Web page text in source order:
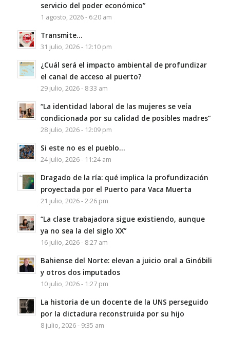
servicio del poder económico”
1 agosto, 2026 - 6:20 am
Transmite…
31 julio, 2026 - 12:10 pm
¿Cuál será el impacto ambiental de profundizar
el canal de acceso al puerto?
29 julio, 2026 - 8:33 am
“La identidad laboral de las mujeres se veía
condicionada por su calidad de posibles madres”
28 julio, 2026 - 12:09 pm
Si este no es el pueblo…
24 julio, 2026 - 11:24 am
Dragado de la ría: qué implica la profundización
proyectada por el Puerto para Vaca Muerta
21 julio, 2026 - 2:26 pm
“La clase trabajadora sigue existiendo, aunque
ya no sea la del siglo XX”
16 julio, 2026 - 8:27 am
Bahiense del Norte: elevan a juicio oral a Ginóbili
y otros dos imputados
10 julio, 2026 - 1:27 pm
La historia de un docente de la UNS perseguido
por la dictadura reconstruida por su hijo
8 julio, 2026 - 9:35 am